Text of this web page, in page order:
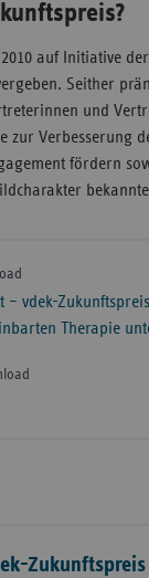
auf Initiative
Seither
und
zur Verbesserung
fördern
– vdek-
Therapie